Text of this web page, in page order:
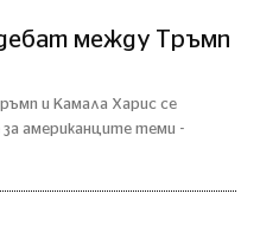
между Тръмп
и Камала Харис се
американците теми -